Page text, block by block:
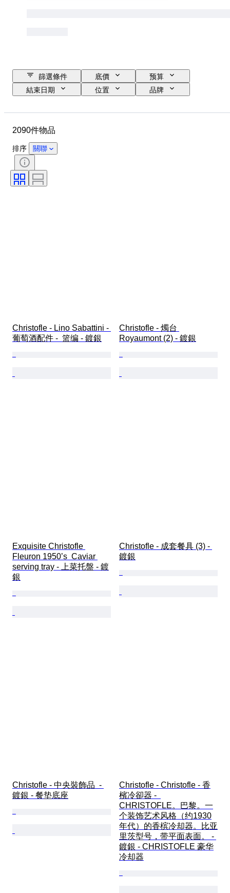
篩選條件 底價
预算
結束日期
位置
品牌
簽名
時代
藝術家
型號
2090件物品
排序 關聯
Christofle - Lino Sabattini -
葡萄酒配件 -  篮编 - 鍍銀
Christofle - 燭台
Royaumont (2) - 鍍銀
Exquisite Christofle
Fleuron 1950’s  Caviar
serving tray - 上菜托盤 - 鍍
銀
Christofle - 成套餐具 (3) -
鍍銀
Christofle - 中央裝飾品  -
鍍銀 - 餐垫底座
Christofle - Christofle - 香
檳冷卻器 -
CHRISTOFLE。巴黎。一
个装饰艺术风格（约1930
年代）的香槟冷却器。比亚
里茨型号，带平面表面。 -
鍍銀 - CHRISTOFLE 豪华
冷却器